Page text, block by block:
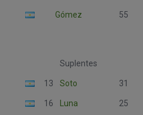
Gómez 55
Suplentes
13 Soto 31
16 Luna 25